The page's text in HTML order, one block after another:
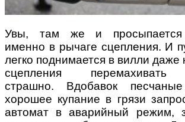
Увы, там же и просыпается
именно в рычаге сцепления. И
легко поднимается в вилли даже
сцепления перемахивать
страшно. Вдобавок
хорошее купание в грязи
автомат в аварийный режим,